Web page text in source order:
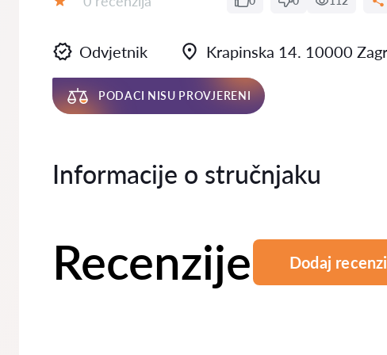
Odvjetnik Krapinska 14. 10000
PODACI NISU PROVJERENI
Informacije o stručnjaku
Recenzije Dodaj